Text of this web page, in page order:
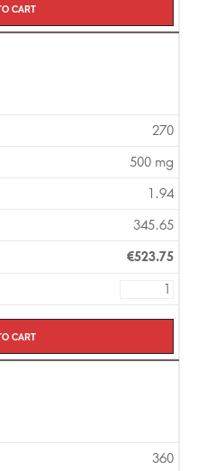
cart
270
500 mg
1.94
345.65
€523.75
cart
360